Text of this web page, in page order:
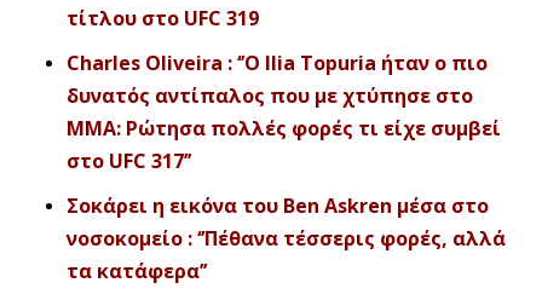
τίτλου στο UFC 319
Charles Oliveira : ‘’Ο Ilia Topuria ήταν ο πιο
δυνατός αντίπαλος που με χτύπησε στο
MMA: Ρώτησα πολλές φορές τι είχε συμβεί
στο UFC 317’’
Σοκάρει η εικόνα του Ben Askren μέσα στο
νοσοκομείο : ‘’Πέθανα τέσσερις φορές, αλλά
τα κατάφερα’’